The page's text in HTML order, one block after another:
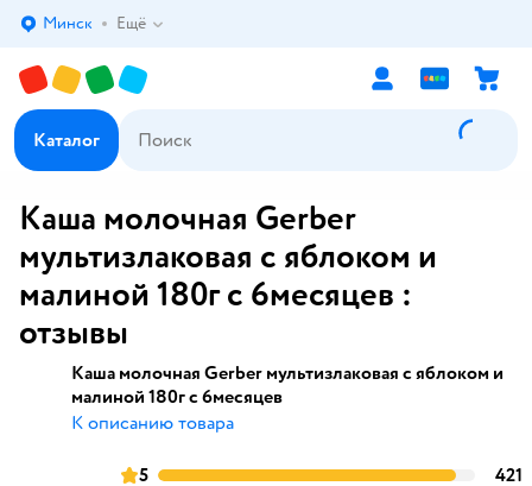
Выбор адреса доставки.
Минск Ещё
Каталог
Каша молочная Gerber
мультизлаковая с яблоком и
малиной 180г с 6месяцев :
отзывы
Каша молочная Gerber мультизлаковая с яблоком и
малиной 180г с 6месяцев
К описанию товара
5 421